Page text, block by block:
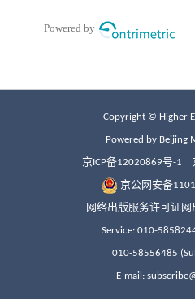
Copyright © Higher
Powered by Beijing
京ICP备12020869号-1
京公网安备
网络出版服务许可证网
Service: 010-
010-58556485
E-mail: